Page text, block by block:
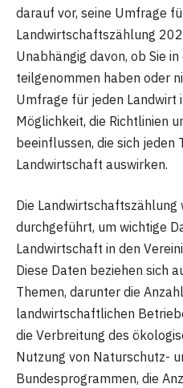
darauf vor, seine Umfrage
Landwirtschaftszählung
Unabhängig davon, ob Sie
teilgenommen haben oder
Umfrage für jeden Landwirt
Möglichkeit, die Richtlinien
beeinflussen, die sich jeden
Landwirtschaft auswirken.
Die
durchgeführt, um wichtige
Landwirtschaft in den
Diese Daten beziehen sich
Themen, darunter die
landwirtschaftlichen
die Verbreitung des
Nutzung von Naturschutz-
Bundesprogrammen, die